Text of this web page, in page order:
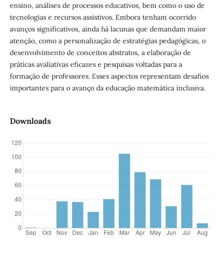
ensino, análises de processos educativos, bem como o uso de
tecnologias e recursos assistivos. Embora tenham ocorrido
avanços significativos, ainda há lacunas que demandam maior
atenção, como a personalização de estratégias pedagógicas, o
desenvolvimento de conceitos abstratos, a elaboração de
práticas avaliativas eficazes e pesquisas voltadas para a
formação de professores. Esses aspectos representam desafios
importantes para o avanço da educação matemática inclusiva.
Downloads